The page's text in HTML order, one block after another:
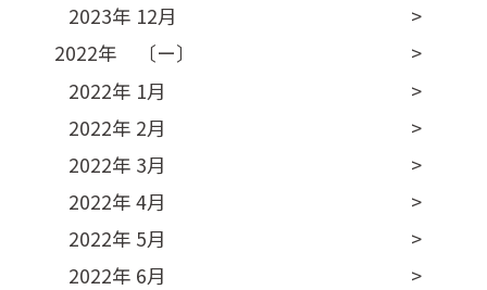
2023年 12月
2022年 〔ー〕
2022年 1月
2022年 2月
2022年 3月
2022年 4月
2022年 5月
2022年 6月